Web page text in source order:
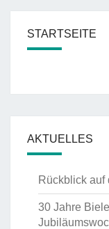
STARTSEITE
AKTUELLES
Rückblick auf
30 Jahre